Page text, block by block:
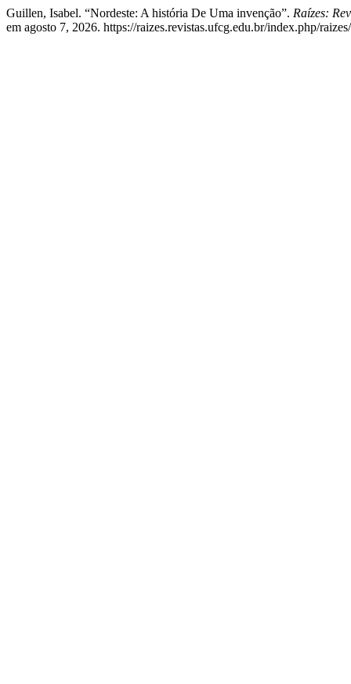
Guillen, Isabel. “Nordeste: A história De Uma invenção”. Raízes:
em agosto 7, 2026. https://raizes.revistas.ufcg.edu.br/index.php/